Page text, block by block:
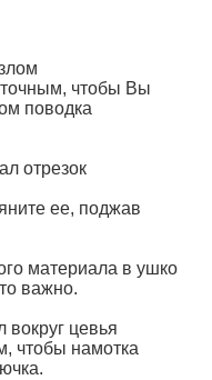
чтобы Вы
поводка
отрезок
ее, поджав
материала в ушко
важно.
цевья
чтобы намотка